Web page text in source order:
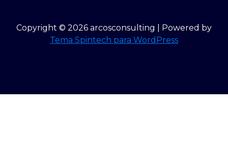
Copyright © 2026 arcosconsulting | Powered by
Tema Spintech para WordPress